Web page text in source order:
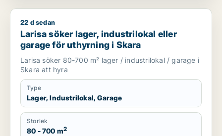
Larisa söker lager, industrilokal eller garage för uthyrning i
22 d sedan
Larisa söker lager, industrilokal eller
garage för uthyrning i Skara
Larisa söker 80-700 m² lager / industrilokal / garage i
Skara att hyra
Type
Lager, Industrilokal, Garage
Storlek
80 - 700 m2